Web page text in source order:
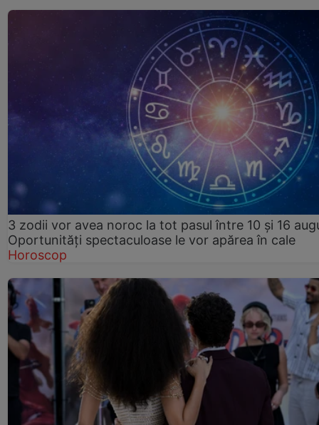
3 zodii vor avea noroc la tot pasul între 10 și 16
Oportunități spectaculoase le vor apărea în cale
Horoscop